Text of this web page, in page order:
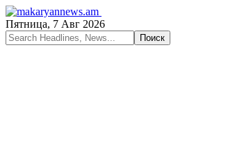
Пятница, 7 Авг 2026